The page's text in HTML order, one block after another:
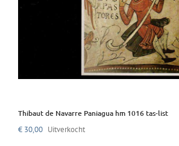
Thibaut de Navarre Paniagua hm 1016 tas-list
€ 30,00 Uitverkocht